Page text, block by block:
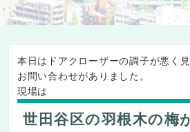
本日はドアクローザーの調子が悪く
お問い合わせがありました。
現場は
世田谷区の羽根木の梅